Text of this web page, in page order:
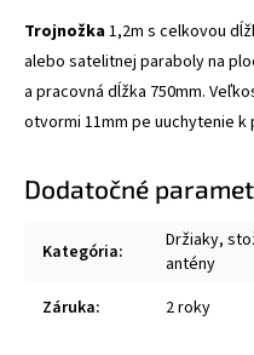
Trojnožka1,2m s celkovou
alebo satelitnej paraboly na
a pracovná dĺžka 750mm.
otvormi 11mm pe uuchytenie k
Dodatočné
Kategória:
Držiaky,
antény
Záruka: 2 roky